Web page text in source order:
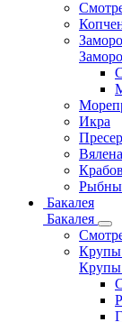
Икра
Бакалея
Бакалея
Крупы
Крупы